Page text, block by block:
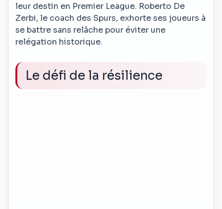
leur destin en Premier League. Roberto De
Zerbi, le coach des Spurs, exhorte ses joueurs à
se battre sans relâche pour éviter une
relégation historique.
Le défi de la résilience